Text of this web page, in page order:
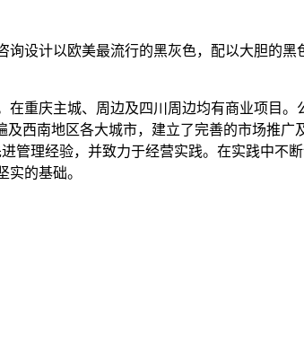
设计以欧美最流行的黑灰色，配以大胆的
重庆主城、周边及四川周边均有商业项目
西南地区各大城市，建立了完善的市场推广
管理经验，并致力于经营实践。在实践中不
的基础。